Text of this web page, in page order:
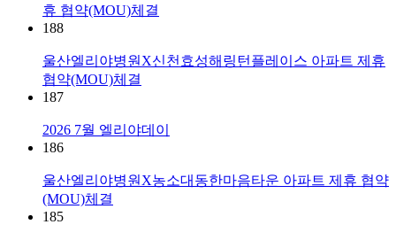
휴 협약(MOU)체결
188
울산엘리야병원X신천효성해링턴플레이스 아파트 제휴
협약(MOU)체결
187
2026 7월 엘리야데이
186
울산엘리야병원X농소대동한마음타운 아파트 제휴 협약
(MOU)체결
185